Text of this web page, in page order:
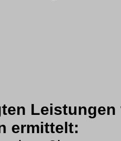
ermittelt: